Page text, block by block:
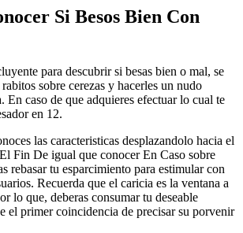
Si Besos Bien Con
para descubrir si besas bien o mal, se
sobre cerezas y hacerles un nudo
En caso de que adquieres efectuar lo cual te
en 12.
las caracteristicas desplazandolo hacia el
Fin De igual que conocer En Caso sobre
rebasar tu esparcimiento para estimular con
Recuerda que el caricia es la ventana a
lo que, deberas consumar tu deseable
el primer coincidencia de precisar su porvenir